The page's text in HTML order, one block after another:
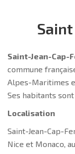
Saint-Jean-Cap-
commune
Alpes-Maritimes
Ses habitants
Localisation
Saint-Jean-Cap-
Nice et Monaco,